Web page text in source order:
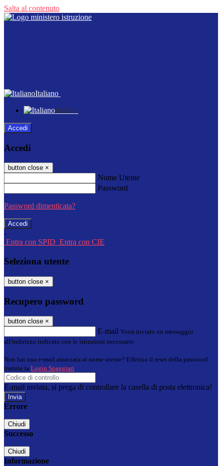
Salta al contenuto
Italiano
Italiano
Accedi
Accedi
button close ×
Nome Utente
Password
Password dimenticata?
-
Entra con SPID Entra con CIE
Seleziona utente
button close ×
Recupero password
button close ×
E-mail Verrà inviato un messaggio
all'indirizzo indicato con le istruzioni necessarie.
Non hai una e-mail associata al nome utente? Effettua il reset della password
tramite la Login Spaggiari
E-mail inviata, si prega di controllare la casella di posta elettronica!
Errore
Chiudi
Successo
Chiudi
Informazione